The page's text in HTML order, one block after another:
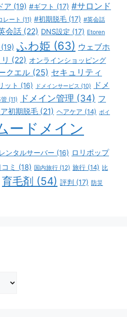
ア (19) #ギフト (17) #サロンド
レート (11) #初期脱毛 (17) #英会話
会話 (22) DNS設定 (17) Etoren
(19) ふわ姫 (63) ウェブホ
(22) オンラインショッピング
クエル (25) セキュリティ
ット (16) ドメインサービス (10)
ドメ
管 (11) ドメイン管理 (34) フ
初期脱毛 (21) ヘアケア (14) ボイ
ードメイン
レンタルサーバー (16) ロリポップ
ミ (18) 国内旅行 (12) 旅行 (14) 比
育毛剤 (54) 評判 (17) 防災